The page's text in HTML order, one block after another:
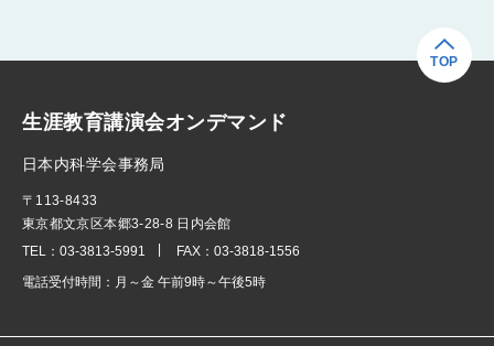
TOP
生涯教育講演会オンデマンド
日本内科学会事務局
〒113-8433
東京都文京区本郷3-28-8 日内会館
TEL： 03-3813-5991 FAX： 03-3818-1556
電話受付時間： 月～金 午前9時～午後5時